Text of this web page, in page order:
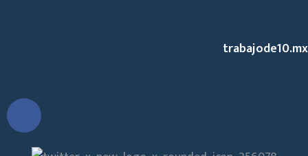
trabajode10.mx